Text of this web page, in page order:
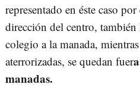
representado en éste caso
dirección del centro,
colegio a la manada,
aterrorizadas, se quedan fuer
manadas.